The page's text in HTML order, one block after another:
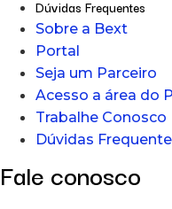
Dúvidas Frequentes
Sobre a Bext
Portal
Seja um Parceiro
Acesso a área do
Trabalhe Conosco
Dúvidas
Fale conosco